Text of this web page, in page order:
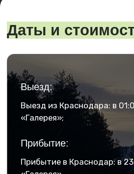
Оставить заявку
любой туриндивидуальнодля вас!
Однодневный маршрут
к водопадам: Софийская
поляна, канатная дорога
и активный отдых